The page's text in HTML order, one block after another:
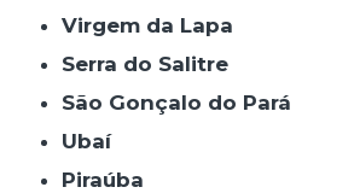
Virgem da Lapa
Serra do Salitre
São Gonçalo do Pará
Ubaí
Piraúba